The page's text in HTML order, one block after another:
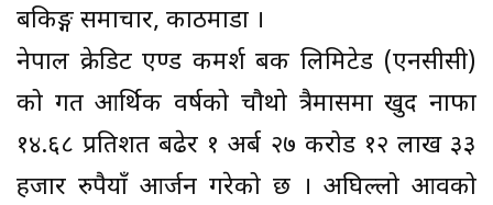
बैंकिङ्ग समाचार, काठमाडौं ।
नेपाल क्रेडिट एण्ड कमर्श बैंक लिमिटेड (एनसीसी)
को गत आर्थिक वर्षको चौथो त्रैमासमा खुद नाफा
१४.६८ प्रतिशत बढेर १ अर्ब २७ करोड १२ लाख ३३
हजार रुपैयाँ आर्जन गरेको छ । अघिल्लो आवको